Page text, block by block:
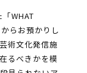
WHAT
らお預かりし
術文化発信施
るべきかを模